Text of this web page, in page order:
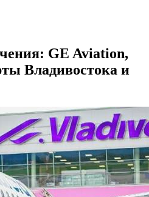
GE Aviation,
Владивостока и